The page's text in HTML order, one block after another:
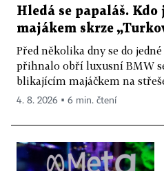
Hledá se papaláš. Kdo
majákem skrze
Před několika dny se do
přihnalo obří luxusní BMW
blikajícím majáčkem na
4. 8. 2026 ▪ 6 min. čtení